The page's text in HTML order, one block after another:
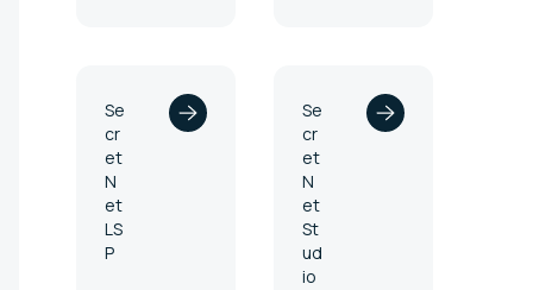
Se
cr
et
N
et
LS
P
Se
cr
et
N
et
St
ud
io